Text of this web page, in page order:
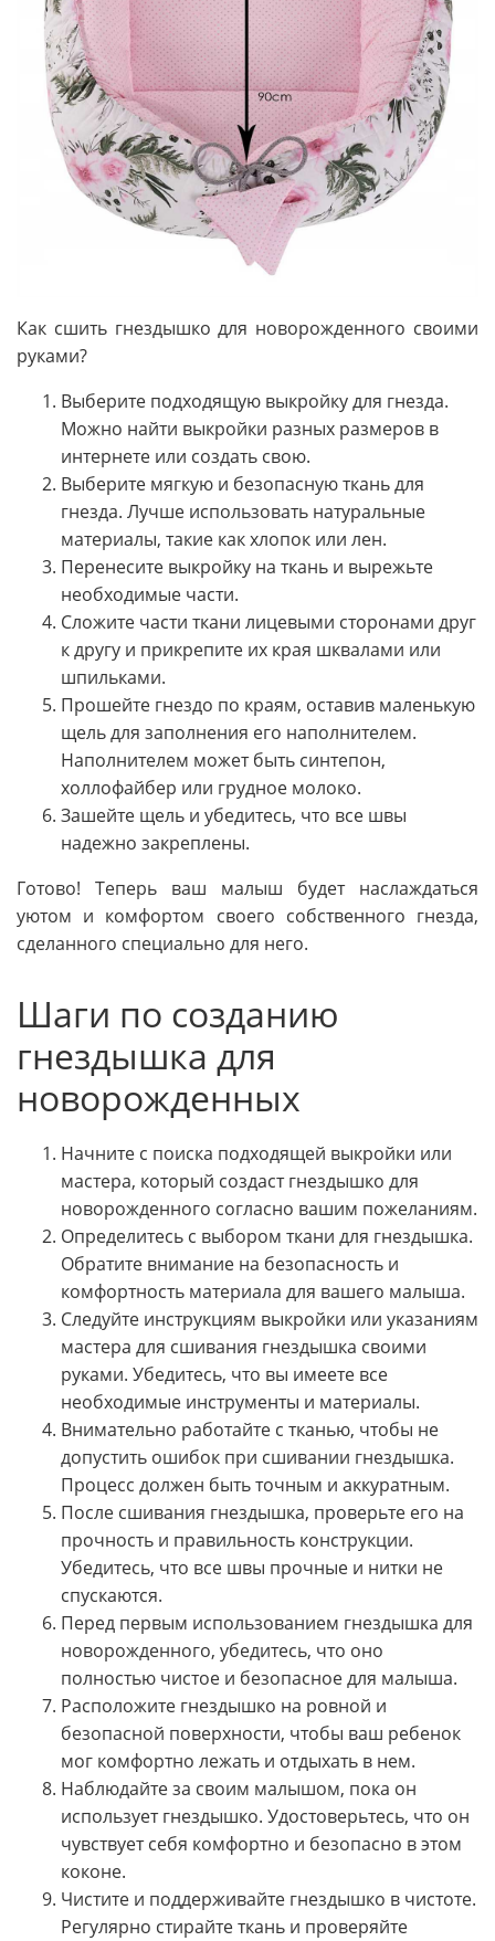
Как сшить гнездышко для новорожденного своими
руками?
Выберите подходящую выкройку для гнезда.
Можно найти выкройки разных размеров в
интернете или создать свою.
Выберите мягкую и безопасную ткань для
гнезда. Лучше использовать натуральные
материалы, такие как хлопок или лен.
Перенесите выкройку на ткань и вырежьте
необходимые части.
Сложите части ткани лицевыми сторонами друг
к другу и прикрепите их края шквалами или
шпильками.
Прошейте гнездо по краям, оставив маленькую
щель для заполнения его наполнителем.
Наполнителем может быть синтепон,
холлофайбер или грудное молоко.
Зашейте щель и убедитесь, что все швы
надежно закреплены.
Готово! Теперь ваш малыш будет наслаждаться
уютом и комфортом своего собственного гнезда,
сделанного специально для него.
Шаги по созданию
гнездышка для
новорожденных
Начните с поиска подходящей выкройки или
мастера, который создаст гнездышко для
новорожденного согласно вашим пожеланиям.
Определитесь с выбором ткани для гнездышка.
Обратите внимание на безопасность и
комфортность материала для вашего малыша.
Следуйте инструкциям выкройки или указаниям
мастера для сшивания гнездышка своими
руками. Убедитесь, что вы имеете все
необходимые инструменты и материалы.
Внимательно работайте с тканью, чтобы не
допустить ошибок при сшивании гнездышка.
Процесс должен быть точным и аккуратным.
После сшивания гнездышка, проверьте его на
прочность и правильность конструкции.
Убедитесь, что все швы прочные и нитки не
спускаются.
Перед первым использованием гнездышка для
новорожденного, убедитесь, что оно
полностью чистое и безопасное для малыша.
Расположите гнездышко на ровной и
безопасной поверхности, чтобы ваш ребенок
мог комфортно лежать и отдыхать в нем.
Наблюдайте за своим малышом, пока он
использует гнездышко. Удостоверьтесь, что он
чувствует себя комфортно и безопасно в этом
коконе.
Чистите и поддерживайте гнездышко в чистоте.
Регулярно стирайте ткань и проверяйте